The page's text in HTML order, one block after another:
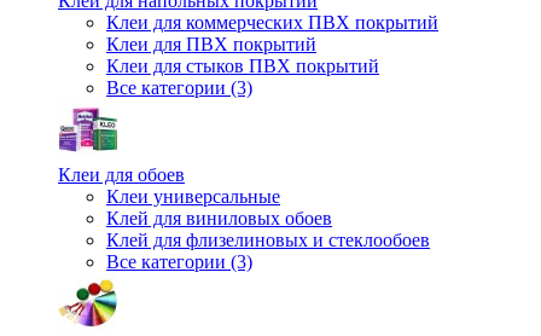
Клеи для коммерческих ПВХ покрытий
Клеи для ПВХ покрытий
Клеи для стыков ПВХ покрытий
Все категории (3)
Клеи для обоев
Клеи универсальные
Клей для виниловых обоев
Клей для флизелиновых и стеклообоев
Все категории (3)